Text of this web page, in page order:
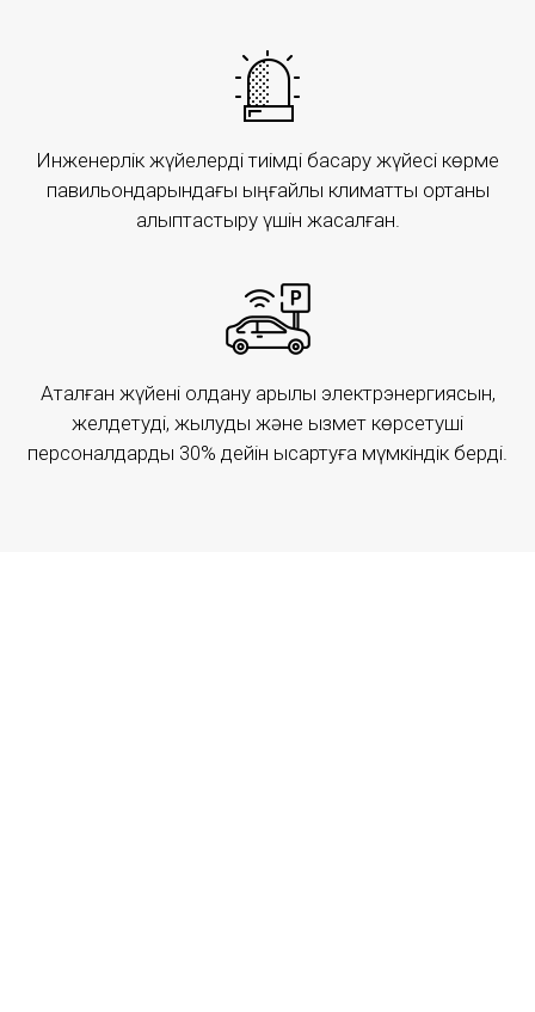
Инженерлік жүйелерді тиімді басқару жүйесі көрме
павильондарындағы ыңғайлы климаттық ортаны
қалыптастыру үшін жасалған.
Аталған жүйені қолдану арқылы электрэнергиясын,
желдетуді, жылуды және қызмет көрсетуші
персоналдарды 30% дейін қысқартуға мүмкіндік берді.
EXPO 2017